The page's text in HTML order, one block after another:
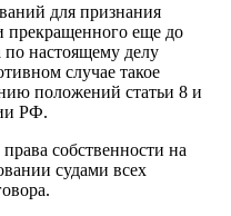
для признания
еще до
по настоящему делу
случае такое
положений статьи 8 и
РФ.
собственности на
судами всех